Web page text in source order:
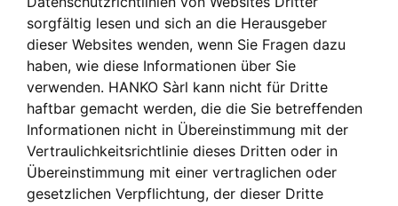
sorgfältig lesen und sich an die Herausgeber
dieser Websites wenden, wenn Sie Fragen dazu
haben, wie diese Informationen über Sie
verwenden. HANKO Sàrl kann nicht für Dritte
haftbar gemacht werden, die die Sie betreffenden
Informationen nicht in Übereinstimmung mit der
Vertraulichkeitsrichtlinie dieses Dritten oder in
Übereinstimmung mit einer vertraglichen oder
gesetzlichen Verpflichtung, der dieser Dritte